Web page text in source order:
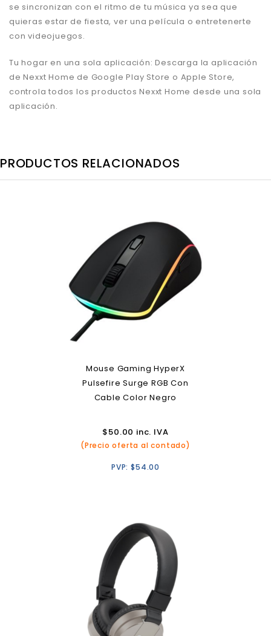
se sincronizan con el ritmo de tu música ya sea que
quieras estar de fiesta, ver una película o entretenerte
con videojuegos.
Tu hogar en una sola aplicación: Descarga la aplicación
de Nexxt Home de Google Play Store o Apple Store,
controla todos los productos Nexxt Home desde una sola
aplicación.
PRODUCTOS RELACIONADOS
Mouse Gaming HyperX
Pulsefire Surge RGB Con
Cable Color Negro
$50.00 inc. IVA
(Precio oferta al contado)
PVP:$54.00